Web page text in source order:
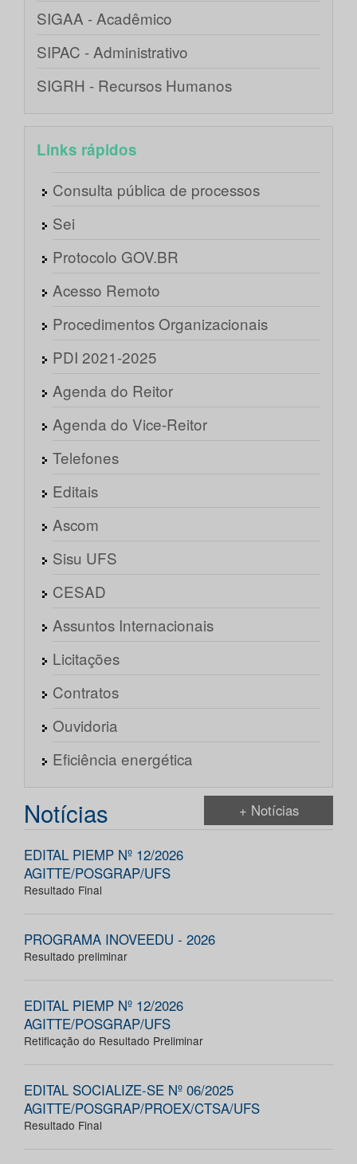
SIGAA - Acadêmico
SIPAC - Administrativo
SIGRH - Recursos Humanos
Links rápidos
Consulta pública de processos
Sei
Protocolo GOV.BR
Acesso Remoto
Procedimentos Organizacionais
PDI 2021-2025
Agenda do Reitor
Agenda do Vice-Reitor
Telefones
Editais
Ascom
Sisu UFS
CESAD
Assuntos Internacionais
Licitações
Contratos
Ouvidoria
Eficiência energética
Notícias + Notícias
EDITAL PIEMP Nº 12/2026
AGITTE/POSGRAP/UFS
Resultado Final
PROGRAMA INOVEEDU - 2026
Resultado preliminar
EDITAL PIEMP Nº 12/2026
AGITTE/POSGRAP/UFS
Retificação do Resultado Preliminar
EDITAL SOCIALIZE-SE Nº 06/2025
AGITTE/POSGRAP/PROEX/CTSA/UFS
Resultado Final